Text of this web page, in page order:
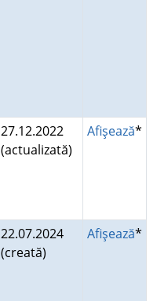
27.12.2022
(actualizată)
Afişează*
22.07.2024
(creată)
Afişează*